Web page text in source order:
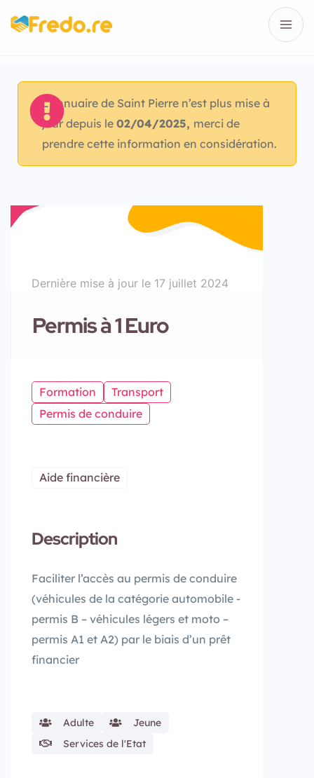
L’annuaire de Saint Pierre n’est plus mise à
jour depuis le02/04/2025, merci de
prendre cette information en considération.
Dernière mise à jour le 17 juillet 2024
Permis à 1 Euro
Formation
Transport
Permis de conduire
Aide financière
Description
Faciliter l’accès au permis de conduire
(véhicules de la catégorie automobile -
permis B – véhicules légers et moto –
permis A1 et A2) par le biais d’un prêt
financier
Adulte
Jeune
Services de l'Etat